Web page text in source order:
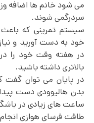
می شود خانم ها اضافه
سردرگمی شوند.
سیستم تمرینی که
در هفته وقت خود را در
بالاتری داشته باشید.
در پایان می توان گفت
بدن هالیوودی دست
ساعت های زیادی در
طاقت فرسای هوازی